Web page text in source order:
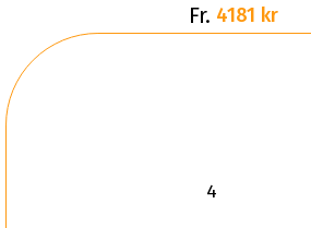
Fr. 4181 kr